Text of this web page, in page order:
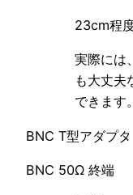
23cm程
実際には
も大丈夫
できます。
BNC T型アダプ
BNC 50Ω 終端